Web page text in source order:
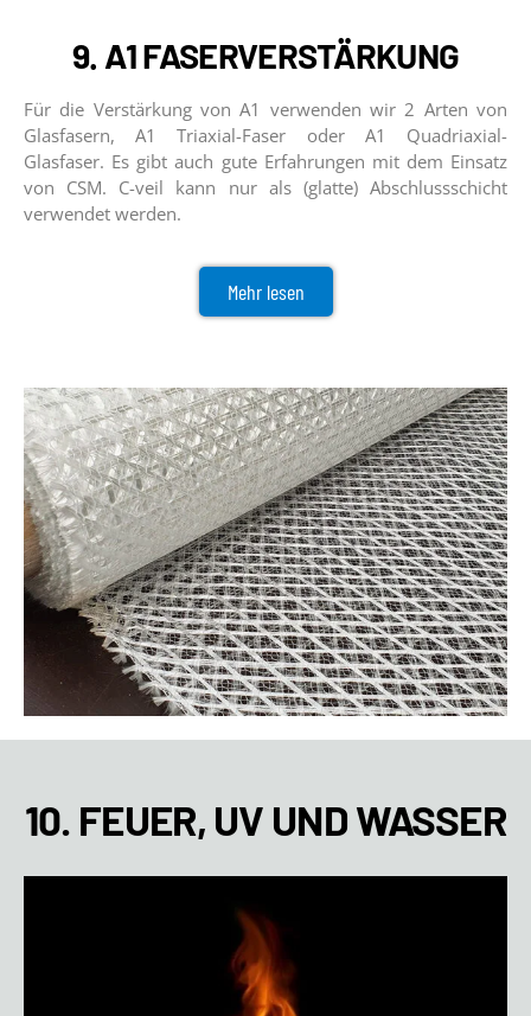
9. A1 FASERVERSTÄRKUNG
Für die Verstärkung von A1 verwenden wir 2 Arten von
Glasfasern, A1 Triaxial-Faser oder A1 Quadriaxial-
Glasfaser. Es gibt auch gute Erfahrungen mit dem Einsatz
von CSM. C-veil kann nur als (glatte) Abschlussschicht
verwendet werden.
Mehr lesen
10. FEUER, UV UND WASSER